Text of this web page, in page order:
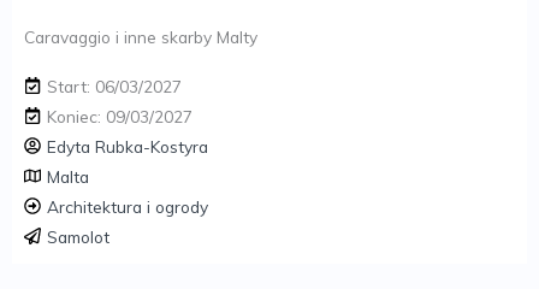
Caravaggio i inne skarby Malty
Start: 06/03/2027
Koniec: 09/03/2027
Edyta Rubka-Kostyra
Malta
Architektura i ogrody
Samolot